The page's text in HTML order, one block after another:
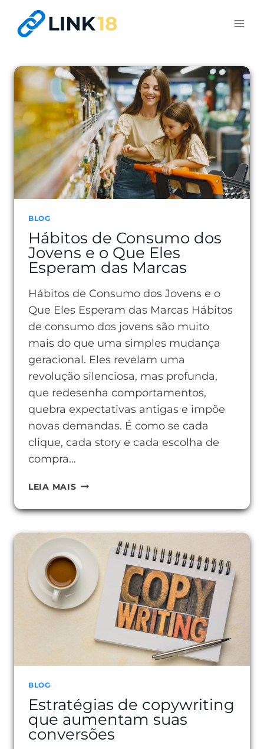
para
BLOG
Hábitos de Consumo dos
Jovens e o Que Eles
Esperam das Marcas
Hábitos de Consumo dos Jovens e o
Que Eles Esperam das Marcas Hábitos
de consumo dos jovens são muito
mais do que uma simples mudança
geracional. Eles revelam uma
revolução silenciosa, mas profunda,
que redesenha comportamentos,
quebra expectativas antigas e impõe
novas demandas. É como se cada
clique, cada story e cada escolha de
compra…
LEIA MAISHÁBITOS
DOS
E
O
QUE
ELES
ESPERAM
MARCAS
BLOG
Estratégias de copywriting
que aumentam suas
conversões